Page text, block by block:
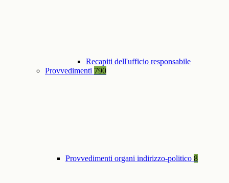
Recapiti dell'ufficio responsabile
Provvedimenti 790
Provvedimenti organi indirizzo-politico 8